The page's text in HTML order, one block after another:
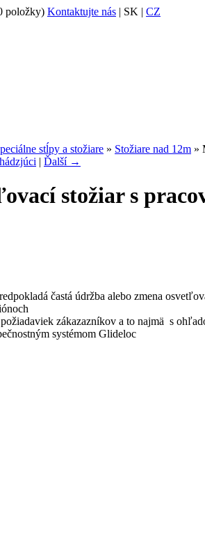
položky) Kontaktujte nás | SK | CZ
stĺpy a stožiare » Stožiare nad 12m »
| Ďalší →
stožiar s
častá údržba alebo zmena
zákazazníkov a to najmä s
systémom Glideloc